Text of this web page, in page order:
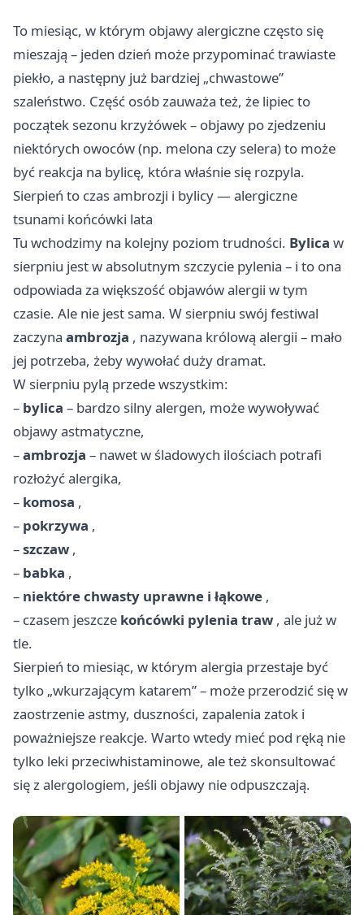
To miesiąc, w którym objawy alergiczne często się
mieszają – jeden dzień może przypominać trawiaste
piekło, a następny już bardziej „chwastowe”
szaleństwo. Część osób zauważa też, że lipiec to
początek sezonu krzyżówek – objawy po zjedzeniu
niektórych owoców (np. melona czy selera) to może
być reakcja na bylicę, która właśnie się rozpyla.
Sierpień to czas ambrozji i bylicy — alergiczne
tsunami końcówki lata
Tu wchodzimy na kolejny poziom trudności. Bylica w
sierpniu jest w absolutnym szczycie pylenia – i to ona
odpowiada za większość objawów alergii w tym
czasie. Ale nie jest sama. W sierpniu swój festiwal
zaczyna ambrozja , nazywana królową alergii – mało
jej potrzeba, żeby wywołać duży dramat.
W sierpniu pylą przede wszystkim:
– bylica – bardzo silny alergen, może wywoływać
objawy astmatyczne,
–ambrozja – nawet w śladowych ilościach potrafi
rozłożyć alergika,
– komosa ,
– pokrzywa ,
–szczaw ,
– babka ,
– niektóre chwasty uprawne i łąkowe ,
– czasem jeszcze końcówki pylenia traw , ale już w
tle.
Sierpień to miesiąc, w którym alergia przestaje być
tylko „wkurzającym katarem” – może przerodzić się w
zaostrzenie astmy, duszności, zapalenia zatok i
poważniejsze reakcje. Warto wtedy mieć pod ręką nie
tylko leki przeciwhistaminowe, ale też skonsultować
się z alergologiem, jeśli objawy nie odpuszczają.